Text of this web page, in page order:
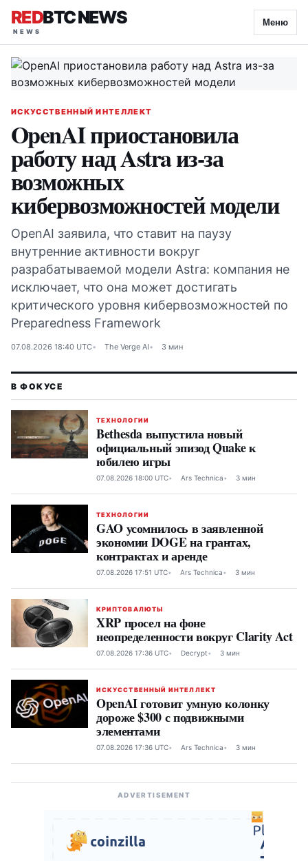
REDBTC NEWS Меню
ИСКУССТВЕННЫЙ ИНТЕЛЛЕКТ
OpenAI приостановила
работу над Astra из-за
возможных
кибервозможностей модели
OpenAI заявила, что ставит на паузу
внутренние активности вокруг
разрабатываемой модели Astra: компания не
исключает, что она может достигать
критического уровня кибервозможностей по
Preparedness Framework
07.08.2026 18:40 UTC The Verge AI 3 мин
ТЕХНОЛОГИИ
Bethesda выпустила новый
официальный эпизод Quake к
юбилею игры
07.08.2026 18:00 UTC Ars Technica 3 мин
ТЕХНОЛОГИИ
GAO усомнилось в заявленной
экономии DOGE на грантах,
контрактах и аренде
07.08.2026 17:51 UTC Ars Technica 3 мин
КРИПТОВАЛЮТЫ
XRP просел на фоне
неопределенности вокруг Clarity Act
07.08.2026 17:36 UTC Decrypt 3 мин
ИСКУССТВЕННЫЙ ИНТЕЛЛЕКТ
OpenAI готовит умную колонку
дороже $300 с подвижными
элементами
07.08.2026 17:36 UTC Ars Technica 3 мин
ADVERTISEMENT